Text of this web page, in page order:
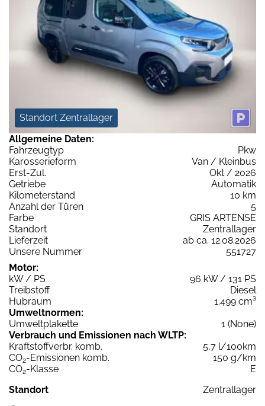
Standort Zentrallager
Allgemeine Daten:
Fahrzeugtyp
Pkw
Karosserieform
Van / Kleinbus
Erst-Zul.
Okt / 2026
Getriebe
Automatik
Kilometerstand
10 km
Anzahl der Türen
5
Farbe
GRIS ARTENSE
Standort
Zentrallager
Lieferzeit
ab ca. 12.08.2026
Unsere Nummer
551727
Motor:
kW / PS
96 kW / 131 PS
Treibstoff
Diesel
Hubraum
1.499 cm³
Umweltnormen:
Umweltplakette
1 (None)
Verbrauch und Emissionen nach WLTP:
Kraftstoffverbr. komb.
5,7 l/100km
CO2-Emissionen komb.
150 g/km
CO2-Klasse
E
Standort
Zentrallager